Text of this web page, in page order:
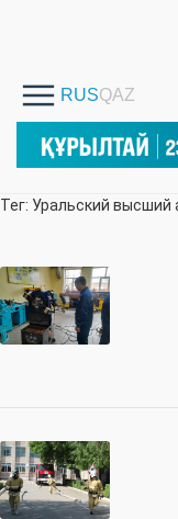
Тег: Уральский высший